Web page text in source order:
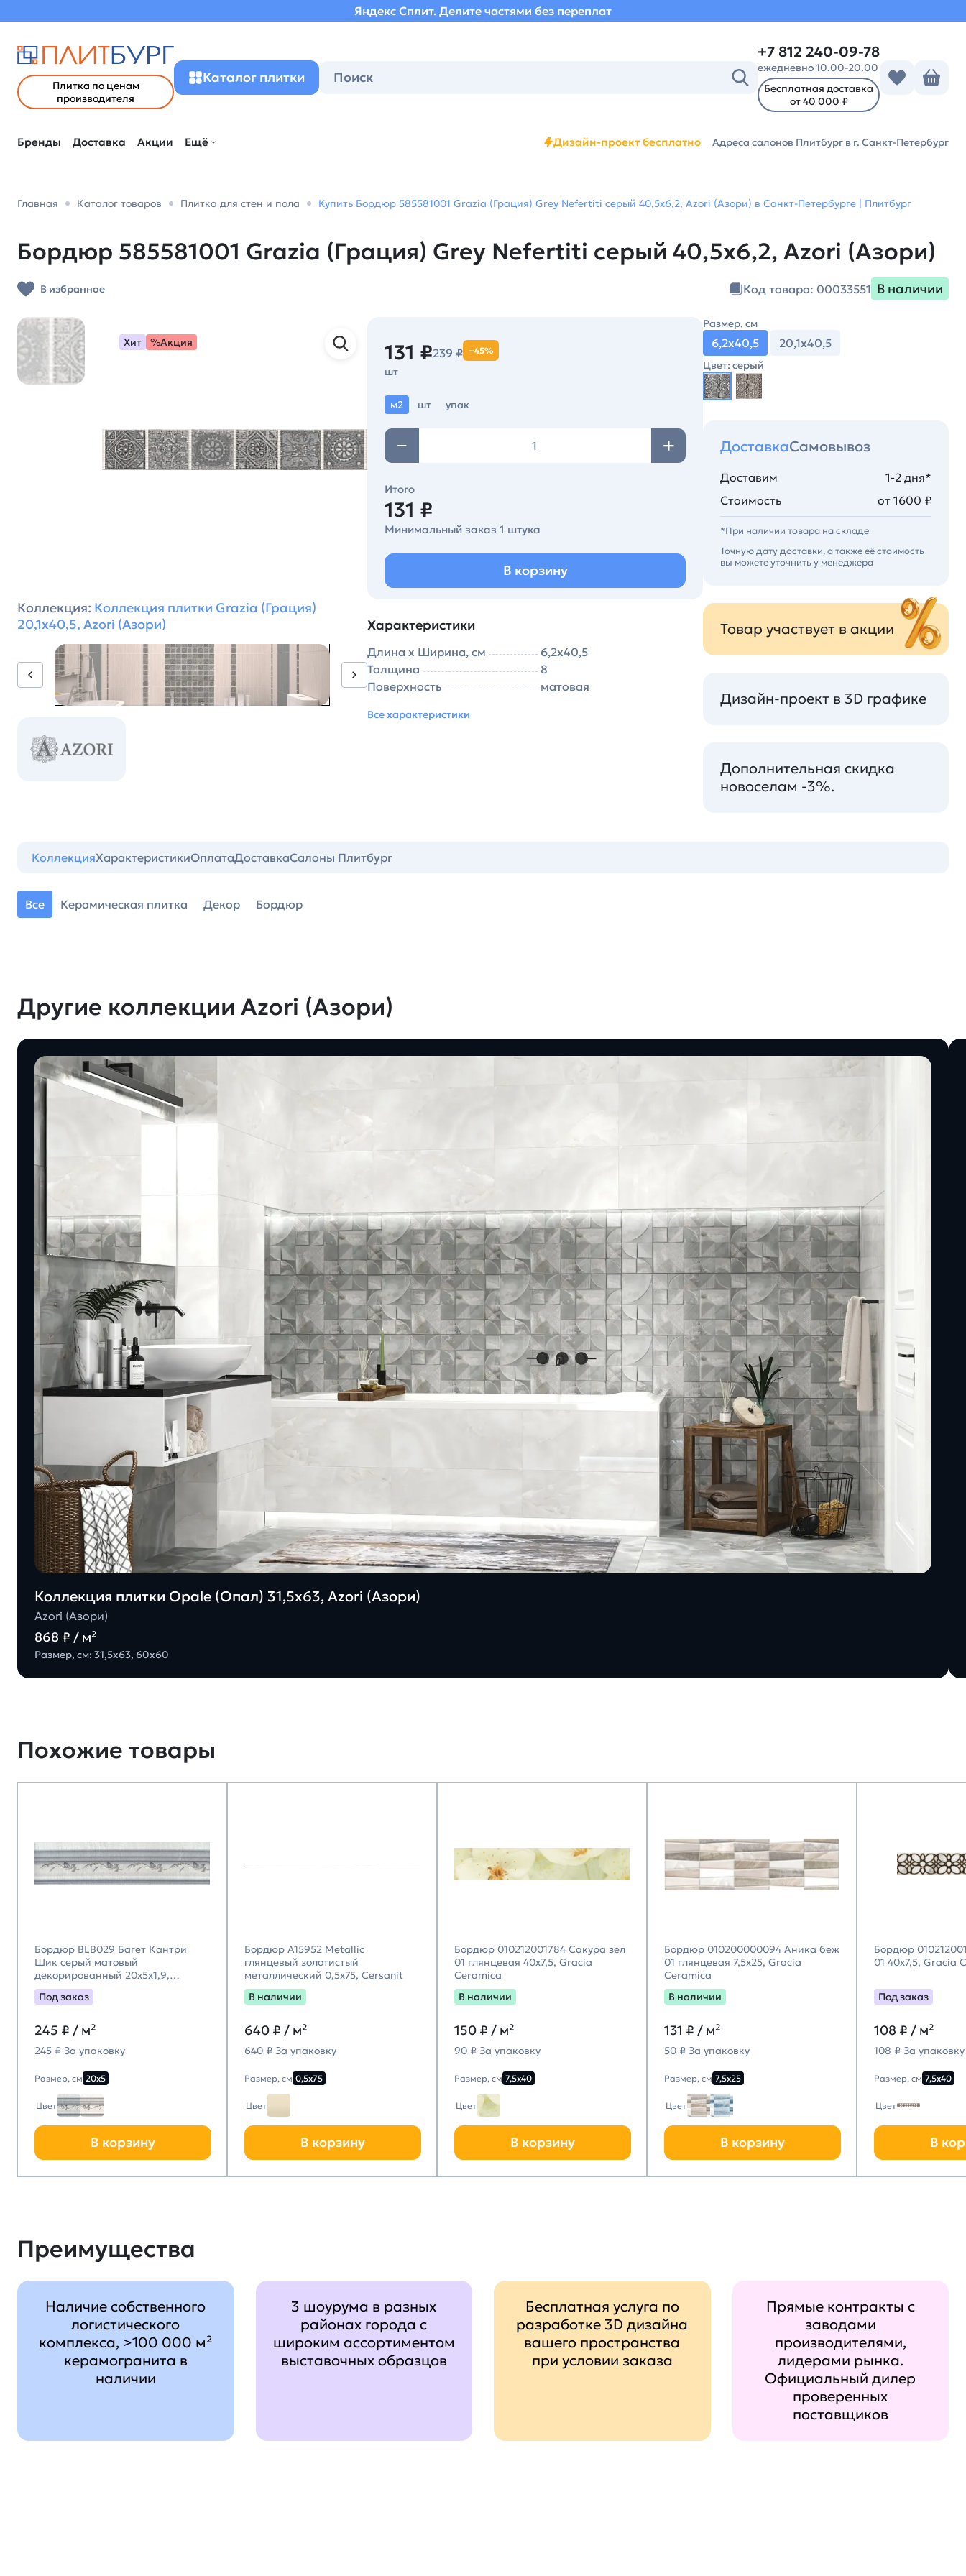
Яндекс Сплит. Делите частями без переплат
Плитка по ценам
производителя
Каталог плитки
+7 812 240-09-78
ежедневно 10.00-20.00
Бесплатная доставка
от 40 000 ₽
Бренды Доставка Акции Ещё Дизайн-проект бесплатно Адреса салонов Плитбург в г. Санкт-Петербург
Главная Каталог товаров Плитка для стен и пола Купить Бордюр 585581001 Grazia (Грация) Grey Nefertiti серый 40,5х6,2, Azori (Азори) в Санкт-Петербурге | Плитбург
Бордюр 585581001 Grazia (Грация) Grey Nefertiti серый 40,5х6,2, Azori (Азори)
В избранное Код товара: 00033551 В наличии
Хит %Акция
Коллекция: Коллекция плитки Grazia (Грация)
20,1х40,5, Azori (Азори)
131 ₽239 ₽
шт
−45%
м2 шт упак
Итого
131 ₽
Минимальный заказ 1 штука
В корзину
Характеристики
Длина х Ширина, см
6,2х40,5
Толщина
8
Поверхность
матовая
Все характеристики
Размер, см
6,2х40,5 20,1х40,5
Цвет: серый
ДоставкаСамовывоз
Доставим
1-2 дня*
Стоимость
от 1600 ₽
*При наличии товара на складе
Точную дату доставки, а также её стоимость
вы можете уточнить у менеджера
Товар участвует в акции
Дизайн-проект в 3D графике
Дополнительная скидка
новоселам -3%.
КоллекцияХарактеристикиОплатаДоставкаСалоны Плитбург
Все Керамическая плитка Декор Бордюр
Другие коллекции Azori (Азори)
Коллекция плитки Opale (Опал) 31,5х63, Azori (Азори)
Azori (Азори)
868 ₽ / м²
Размер, см: 31,5х63, 60х60
Похожие товары
Бордюр BLB029 Багет Кантри
Шик серый матовый
декорированный 20x5x1,9,
Kerama Marazzi (Керама
Марацци)
Под заказ
245 ₽ / м²
245 ₽ За упаковку
Размер, см 20х5
Цвет
В корзину
Бордюр A15952 Metallic
глянцевый золотистый
металлический 0,5х75, Cersanit
В наличии
640 ₽ / м²
640 ₽ За упаковку
Размер, см 0,5х75
Цвет
В корзину
Бордюр 010212001784 Сакура зел
01 глянцевая 40х7,5, Gracia
Ceramica
В наличии
150 ₽ / м²
90 ₽ За упаковку
Размер, см 7,5х40
Цвет
В корзину
Бордюр 010200000094 Аника беж
01 глянцевая 7,5х25, Gracia
Ceramica
В наличии
131 ₽ / м²
50 ₽ За упаковку
Размер, см 7,5х25
Цвет
В корзину
Бордюр
01 40х7,5, Gracia
Под заказ
108 ₽ / м²
108 ₽ За упаковку
Размер, см 7,5х40
Цвет
В
Преимущества
Наличие собственного
логистического
комплекса, >100 000 м²
керамогранита в
наличии
3 шоурума в разных
районах города с
широким ассортиментом
выставочных образцов
Бесплатная услуга по
разработке 3D дизайна
вашего пространства
при условии заказа
Прямые контракты с
заводами
производителями,
лидерами рынка.
Официальный дилер
проверенных
поставщиков